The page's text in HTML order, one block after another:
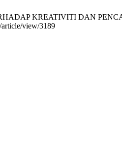
KREATIVITI DAN
view/3189